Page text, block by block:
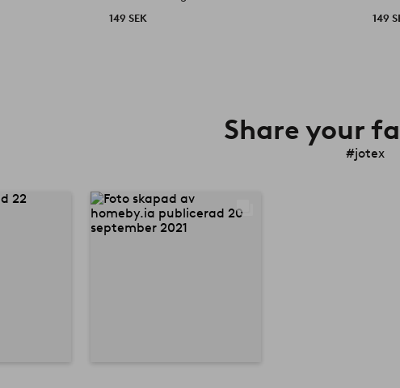
149 SEK 149
Share your
#jotex